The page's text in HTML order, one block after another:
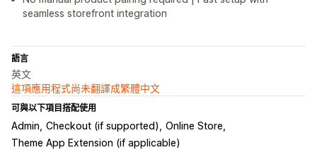
seamless storefront integration
語言
英文
這項應用程式尚未翻譯成繁體中文
可與以下項目搭配使用
Admin Checkout (if supported)
Online Store
Theme App Extension (if applicable)